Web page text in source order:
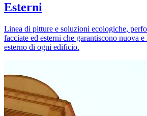
Esterni
Linea di pitture e soluzioni ecologiche,
facciate ed esterni che garantiscono nuova
esterno di ogni edificio.